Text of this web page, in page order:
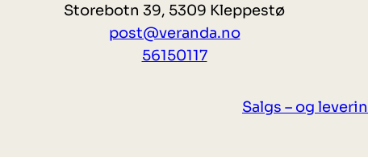
Storebotn 39, 5309 Kleppestø
post@veranda.no
56150117
Salgs – og